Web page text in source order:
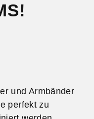
und Armbänder
perfekt zu